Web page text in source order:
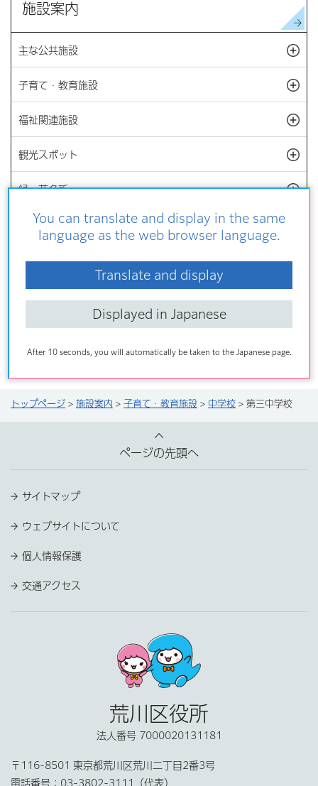
You can translate and display in the same
language as the web browser language.
Translate and display
Displayed in Japanese
After 10 seconds, you will automatically be taken to the Japanese page.
施設案内
主な公共施設
子育て・教育施設
福祉関連施設
観光スポット
緑・花名所 開
神社・寺院・文化財
その他の施設・スポット
施設案内トピックス
トップページ > 施設案内 > 子育て・教育施設 > 中学校 > 第三中学校
ページの先頭へ
サイトマップ
ウェブサイトについて
個人情報保護
交通アクセス
荒川区役所
法人番号 7000020131181
〒116-8501 東京都荒川区荒川二丁目2番3号
電話番号： 03-3802-3111（代表）